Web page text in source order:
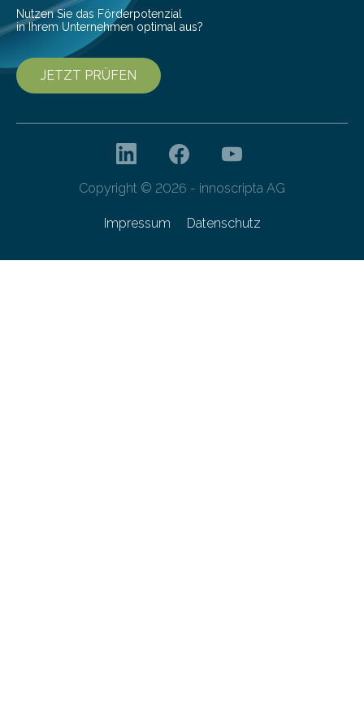
Nutzen Sie das Förderpotenzial
in Ihrem Unternehmen optimal aus?
JETZT PRÜFEN
Copyright © 2026 - innoscripta AG
Impressum Datenschutz